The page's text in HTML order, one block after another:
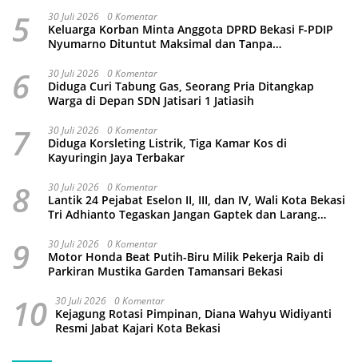
5 30 Juli 2026 0 Komentar
Keluarga Korban Minta Anggota DPRD Bekasi F-PDIP
Nyumarno Dituntut Maksimal dan Tanpa
6 30 Juli 2026 0 Komentar
Diduga Curi Tabung Gas, Seorang Pria Ditangkap
Warga di Depan SDN Jatisari 1 Jatiasih
7 30 Juli 2026 0 Komentar
Diduga Korsleting Listrik, Tiga Kamar Kos di
Kayuringin Jaya Terbakar
8 30 Juli 2026 0 Komentar
Lantik 24 Pejabat Eselon II, III, dan IV, Wali Kota Bekasi
Tri Adhianto Tegaskan Jangan Gaptek dan Larang
9 30 Juli 2026 0 Komentar
Motor Honda Beat Putih-Biru Milik Pekerja Raib di
Parkiran Mustika Garden Tamansari Bekasi
10 30 Juli 2026 0 Komentar
Kejagung Rotasi Pimpinan, Diana Wahyu Widiyanti
Resmi Jabat Kajari Kota Bekasi